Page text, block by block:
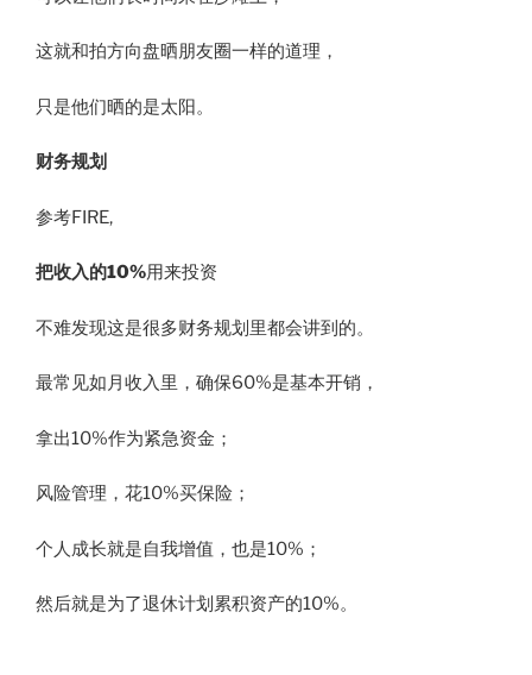
这就和拍方向盘晒朋友圈一样的道理，
只是他们晒的是太阳。
财务规划
参考FIRE,
把收入的10%用来投资
​不难发现这是很多财务规划里都会讲到的。
最常见如月收入里，确保60%是基本开销，
拿出10%作为紧急资金​；
风险管理，花10%买保险；
个人成长就是自我增值，也是10%​；
然后就是为了退休计划累积资产的10%​。​